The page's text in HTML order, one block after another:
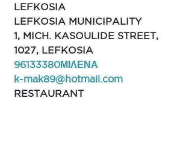
LEFKOSIA
LEFKOSIA MUNICIPALITY
1, MICH. KASOULIDE STREET,
1027, LEFKOSIA
96133380ΜΙΛΕΝΑ
k-mak89@hotmail.com
RESTAURANT